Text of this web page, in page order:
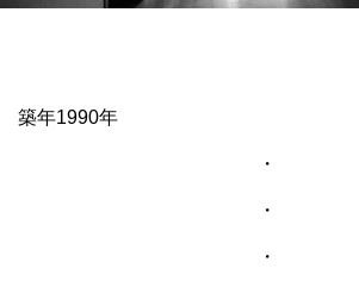
築年1990年
・
・
・